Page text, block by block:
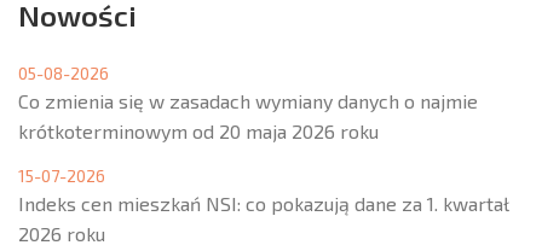
Nowości
05-08-2026
Co zmienia się w zasadach wymiany danych o najmie
krótkoterminowym od 20 maja 2026 roku
15-07-2026
Indeks cen mieszkań NSI: co pokazują dane za 1. kwartał
2026 roku